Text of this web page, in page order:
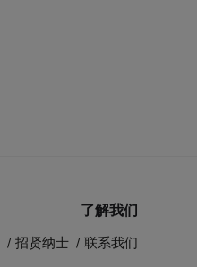
了解我们
招贤纳士 联系我们